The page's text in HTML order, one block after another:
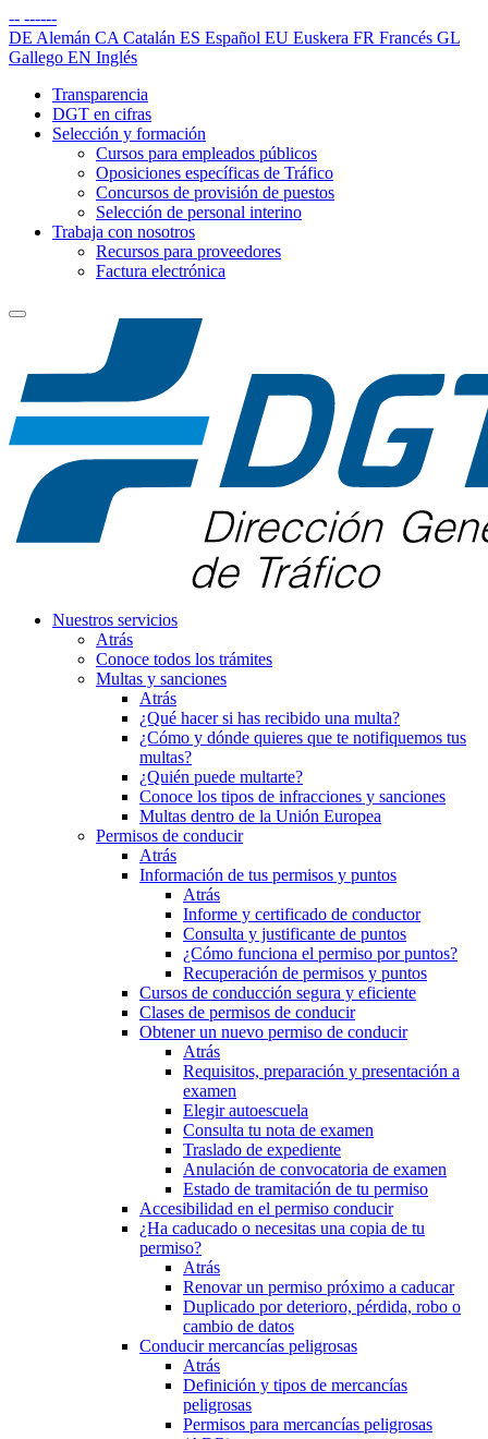
-- ------
DE Alemán CA Catalán ES Español EU Euskera FR Francés GL
Gallego EN Inglés
Transparencia
DGT en cifras
Selección y formación
Cursos para empleados públicos
Oposiciones específicas de Tráfico
Concursos de provisión de puestos
Selección de personal interino
Trabaja con nosotros
Recursos para proveedores
Factura electrónica
Nuestros servicios
Atrás
Conoce todos los trámites
Multas y sanciones
Atrás
¿Qué hacer si has recibido una multa?
¿Cómo y dónde quieres que te notifiquemos tus
multas?
¿Quién puede multarte?
Conoce los tipos de infracciones y sanciones
Multas dentro de la Unión Europea
Permisos de conducir
Atrás
Información de tus permisos y puntos
Atrás
Informe y certificado de conductor
Consulta y justificante de puntos
¿Cómo funciona el permiso por puntos?
Recuperación de permisos y puntos
Cursos de conducción segura y eficiente
Clases de permisos de conducir
Obtener un nuevo permiso de conducir
Atrás
Requisitos, preparación y presentación a
examen
Elegir autoescuela
Consulta tu nota de examen
Traslado de expediente
Anulación de convocatoria de examen
Estado de tramitación de tu permiso
Accesibilidad en el permiso conducir
¿Ha caducado o necesitas una copia de tu
permiso?
Atrás
Renovar un permiso próximo a caducar
Duplicado por deterioro, pérdida, robo o
cambio de datos
Conducir mercancías peligrosas
Atrás
Definición y tipos de mercancías
peligrosas
Permisos para mercancías peligrosas